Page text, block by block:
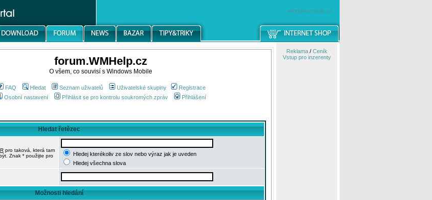
windowsmobile.cz
forum.WMHelp.cz
O všem, co souvisí s Windows Mobile
FAQ Hledat Seznam uživatelů Uživatelské skupiny
Registrace
Osobní nastavení
Přihlásit se pro kontrolu soukromých zpráv Přihlášení
Hledat řetězec
pro taková, která tam
Znak * použijte pro
Hledej kterékoliv ze slov nebo výraz jak je uveden
Hledej všechna slova
Možnosti hledání
Reklama/ Ceník
Vstup pro inzerenty